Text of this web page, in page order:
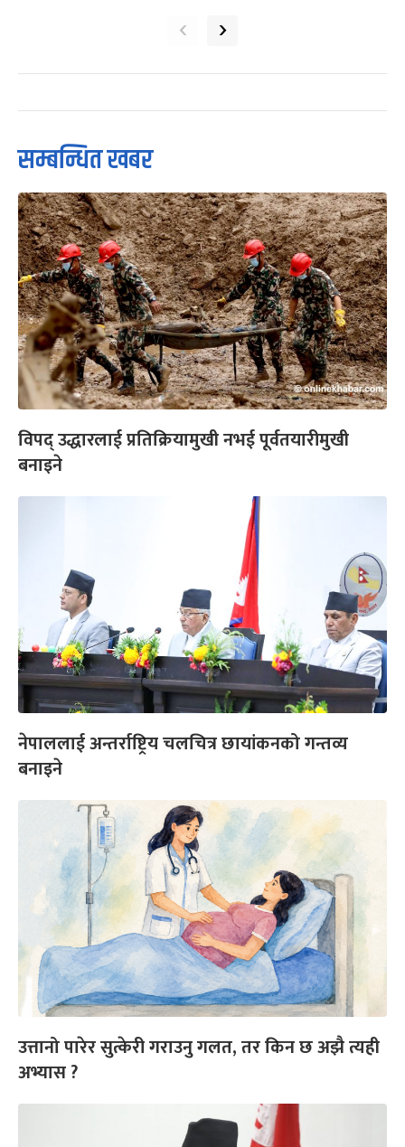
‹ ›
सम्बन्धित खबर
विपद् उद्धारलाई प्रतिक्रियामुखी नभई पूर्वतयारीमुखी
बनाइने
नेपाललाई अन्तर्राष्ट्रिय चलचित्र छायांकनको गन्तव्य
बनाइने
उत्तानो पारेर सुत्केरी गराउनु गलत, तर किन छ अझै त्यही
अभ्यास ?